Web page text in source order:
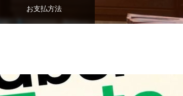
お支払方法